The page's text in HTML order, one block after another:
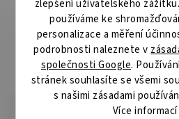
zlepšení uživatelského
používáme ke
personalizace a měření
podrobnosti naleznete v
společnosti Google.
stránek souhlasíte se všemi
s našimi zásadami
Více informací
spolehnout i v těch nejnáročnějších
nabízíme ve dvou barevných
nenápadná ultra čirá. mm/kg:
0,165mm/2,33kg; 0,181mm/2,91kg;
0,234mm/4,43kg; 0,261mm/5,37kg